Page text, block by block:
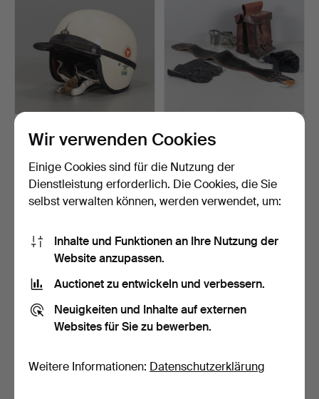
HELM Svemo.
1 Gebot
22 USD
MC-AUSRÜSTUNG.
8 Gebote
56 USD
TRAILER Co-Trailer 900
ELEKTROROLLSTUHL
Wir verwenden Cookies
Einige Cookies sind für die Nutzung der
Dienstleistung erforderlich. Die Cookies, die Sie
selbst verwalten können, werden verwendet, um:
Inhalte und Funktionen an Ihre Nutzung der
Website anzupassen.
Auctionet zu entwickeln und verbessern.
Neuigkeiten und Inhalte auf externen
Websites für Sie zu bewerben.
Weitere Informationen: Datenschutzerklärung